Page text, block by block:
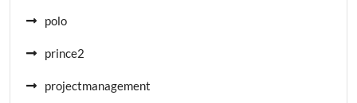
polo
prince2
projectmanagement